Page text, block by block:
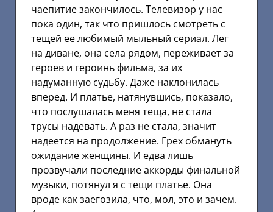
чаепитие закончилось. Телевизор у нас
пока один, так что пришлось смотреть с
тещей ее любимый мыльный сериал. Лег
на диване, она села рядом, переживает за
героев и героинь фильма, за их
надуманную судьбу. Даже наклонилась
вперед. И платье, натянувшись, показало,
что послушалась меня теща, не стала
трусы надевать. А раз не стала, значит
надеется на продолжение. Грех обмануть
ожидание женщины. И едва лишь
прозвучали последние аккорды финальной
музыки, потянул я с тещи платье. Она
вроде как заегозила, что, мол, это и зачем.